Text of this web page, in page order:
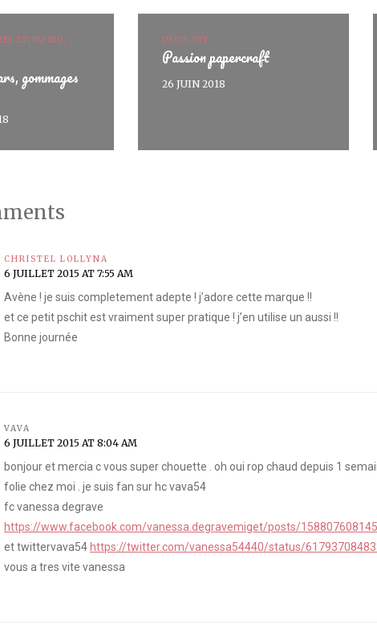
ET/OU BIO,
gommages
DÉCO, DIY
Passion papercraft
26 JUIN 2018
CHRISTEL LOLLYNA
6 JUILLET 2015 AT 7:55 AM
Avène ! je suis completement adepte ! j’adore cette marque !!
et ce petit pschit est vraiment super pratique ! j’en utilise un aussi !!
Bonne journée
VAVA
6 JUILLET 2015 AT 8:04 AM
bonjour et mercia c vous super chouette . oh oui rop chaud depuis 1
folie chez moi . je suis fan sur hc vava54
fc vanessa degrave
https://www.facebook.com/vanessa.degravemiget/posts/
et twittervava54 https://twitter.com/vanessa54440/status/
vous a tres vite vanessa